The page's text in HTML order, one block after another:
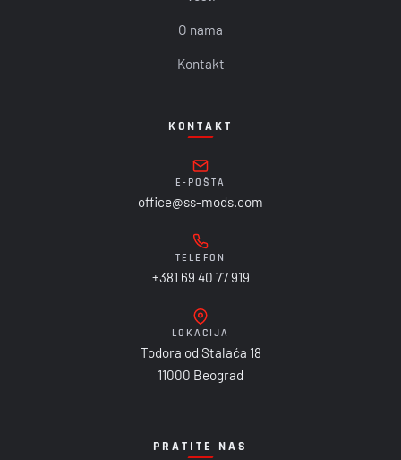
O nama
Kontakt
KONTAKT
E-POŠTA
office@ss-mods.com
TELEFON
+381 69 40 77 919
LOKACIJA
Todora od Stalaća 18
11000 Beograd
PRATITE NAS